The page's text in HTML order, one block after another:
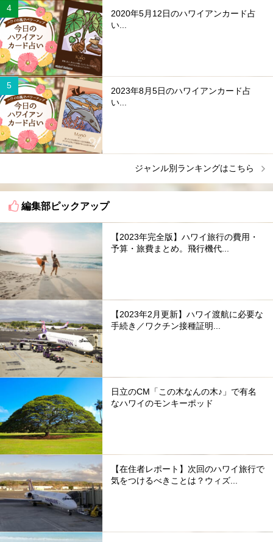
2020年5月12日のハワイアンカード占
い...
2023年8月5日のハワイアンカード占
い...
ジャンル別ランキングはこちら
編集部ピックアップ
【2023年完全版】ハワイ旅行の費用・
予算・旅費まとめ。飛行機代...
【2023年2月更新】ハワイ渡航に必要な
手続き／ワクチン接種証明...
日立のCM「この木なんの木♪」で有名
なハワイのモンキーポッド
【在住者レポート】次回のハワイ旅行で
気をつけるべきことは？ウィズ...